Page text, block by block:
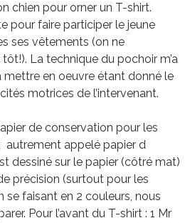
chien pour orner un T-shirt.
pour faire participer le jeune
ses vêtements (on ne
La technique du pochoir m’a
en oeuvre étant donné le
motrices de l’intervenant.
de conservation pour les
autrement appelé papier d
dessiné sur le papier (côtré mat)
précision (surtout pour les
se faisant en 2 couleurs, nous
Pour l’avant du T-shirt : 1 Mr